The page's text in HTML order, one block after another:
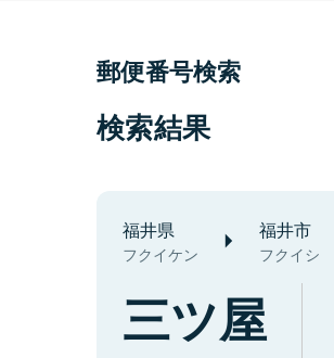
郵便番号検索
検索結果
福井県
フクイケン
福井市
フクイシ
三ツ屋